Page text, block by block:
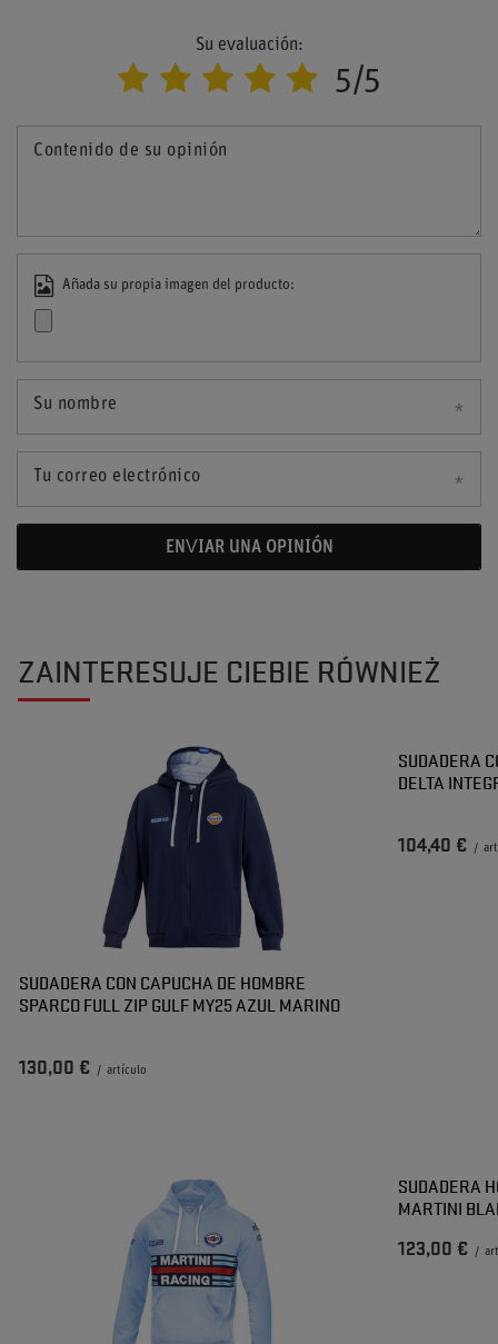
Su evaluación:
5/5
Contenido de su opinión
Añada su propia imagen del producto:
Su nombre
Tu correo electrónico
ENVIAR UNA OPINIÓN
ZAINTERESUJE CIEBIE RÓWNIEŻ
SUDADERA CON CAPUCHA DE HOMBRE
SPARCO FULL ZIP GULF MY25 AZUL MARINO
130,00 € / artículo
SUDADERA
DELTA
104,40 € /
SUDADERA
MARTINI
123,00 € /